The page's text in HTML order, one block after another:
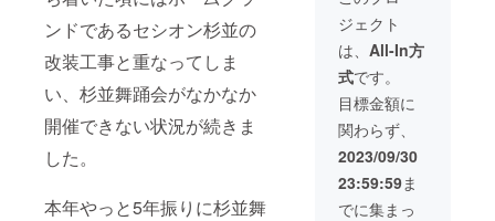
ンドであるセシオン杉並の
改装工事と重なってしま
い、杉並舞踊会がなかなか
開催できない状況が続きま
した。
本年やっと5年振りに杉並舞
ジェクト
は、 All-In方
式です。
目標金額に
関わらず、
2023/09/30
23:59:59ま
でに集まっ